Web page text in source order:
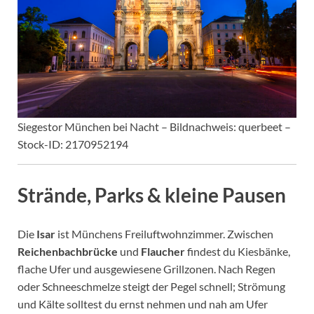
Siegestor München bei Nacht – Bildnachweis: querbeet –
Stock-ID: 2170952194
Strände, Parks & kleine Pausen
Die Isar ist Münchens Freiluftwohnzimmer. Zwischen
Reichenbachbrücke und Flaucherfindest du Kiesbänke,
flache Ufer und ausgewiesene Grillzonen. Nach Regen
oder Schneeschmelze steigt der Pegel schnell; Strömung
und Kälte solltest du ernst nehmen und nah am Ufer